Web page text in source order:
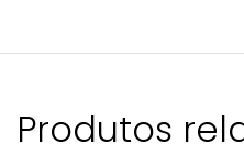
Produtos